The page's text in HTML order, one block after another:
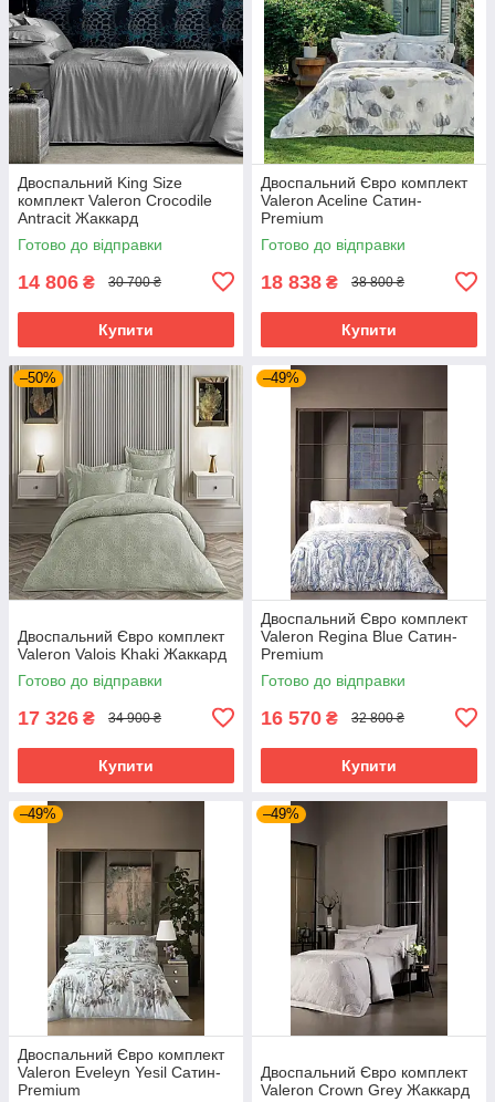
Двоспальний King Size
комплект Valeron Crocodile
Antracit Жаккард
Готово до відправки
14 806 ₴ 30 700 ₴
Купити
Двоспальний Євро комплект
Valeron Aceline Сатин-
Premium
Готово до відправки
18 838 ₴ 38 800 ₴
Купити
–50%
Двоспальний Євро комплект
Valeron Valois Khaki Жаккард
Готово до відправки
17 326 ₴ 34 900 ₴
Купити
–49%
Двоспальний Євро комплект
Valeron Regina Blue Сатин-
Premium
Готово до відправки
16 570 ₴ 32 800 ₴
Купити
–49%
Двоспальний Євро комплект
Valeron Eveleyn Yesil Сатин-
Premium
–49%
Двоспальний Євро комплект
Valeron Crown Grey Жаккард